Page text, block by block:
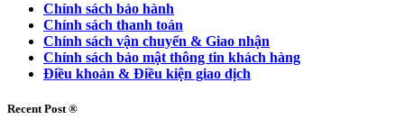
Chính sách bảo hành
Chính sách thanh toán
Chính sách vận chuyển & Giao nhận
Chính sách bảo mật thông tin khách hàng
Điều khoản & Điều kiện giao dịch
Recent Post ®